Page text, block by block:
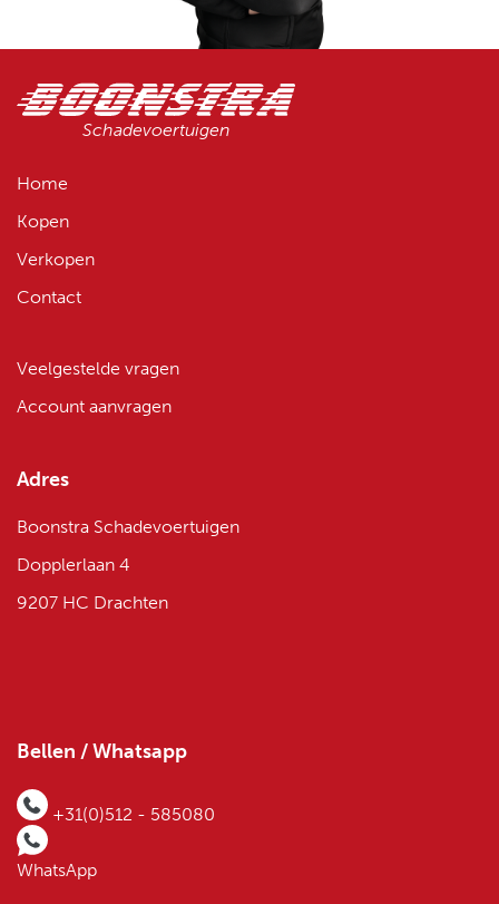
Schadevoertuigen
Home
Kopen
Verkopen
Contact
Veelgestelde vragen
Account aanvragen
Adres
Boonstra Schadevoertuigen
Dopplerlaan 4
9207 HC Drachten
Bellen / Whatsapp
+31(0)512 - 585080
WhatsApp